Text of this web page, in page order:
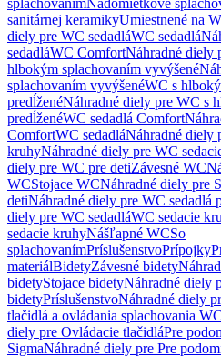
splachovanímNadomietkové
sanitárnej keramikyUmiestnené na
diely pre WC sedadláWC sedadlá
sedadláWC ComfortNáhradné diely
hlbokým splachovaním vyvýšené
splachovaním vyvýšenéWC s
predĺženéNáhradné diely pre WC s
predĺženéWC sedadlá Comfort
ComfortWC sedadláNáhradné diely
kruhyNáhradné diely pre WC
diely pre WC pre detiZávesné WC
WCStojace WCNáhradné diely pre
detiNáhradné diely pre WC sedadlá
diely pre WC sedadláWC sedacie
sedacie kruhyNášľapné WCSo
splachovanímPríslušenstvoPrípojky
materiálBidetyZávesné bidety
bidetyStojace bidetyNáhradné diely
bidetyPríslušenstvoNáhradné diely
tlačidlá a ovládania splachovania WC
diely pre Ovládacie tlačidláPre
SigmaNáhradné diely pre Pre